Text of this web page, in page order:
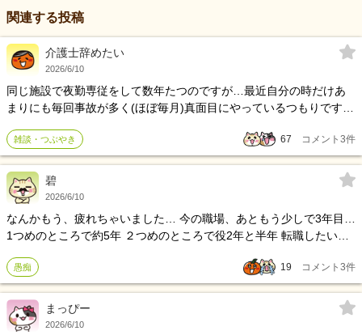
関連する投稿
介護士辞めたい
2026/6/10
同じ施設で夜勤専従をして数年たつのですが…最近自分の時だけあ
まりにも毎回事故が多く(ほぼ毎月)真面目にやっているつもりです
し指摘されてから後日報告書を書くことになり同僚にも引かれてい
ます。注意する職員にも呆れられています。他の職員時にはほとん
ど事故はありません…もう今の状況がつらく、自分には今の職場は
キャパオーバーだと思い自信もなくなりました。介護士15年目なの
からだよね、とバレるのも嫌なのでしばらくしてから退職するべき
か。責任者に本当のことを言って退職していいのか悩んでいます。
雑談・つぶやき 67 コメント 3件
碧
2026/6/10
なんかもう、疲れちゃいました… 今の職場、あともう少しで3年目…
1つめのところで約5年 ２つめのところで役2年と半年 転職したい…
愚痴 19 コメント 3件
まっぴー
2026/6/10